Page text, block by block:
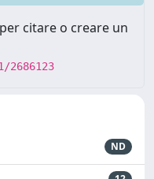
citare o creare un
ND